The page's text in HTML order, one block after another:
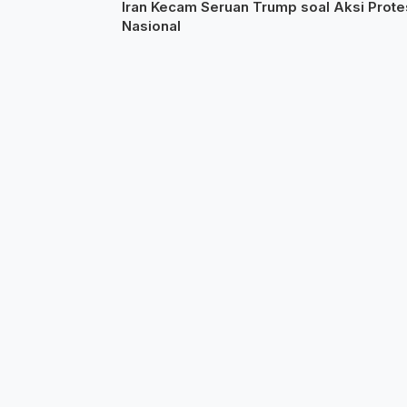
Iran Kecam Seruan Trump soal Aksi
Nasional